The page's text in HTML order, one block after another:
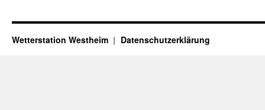
Wetterstation Westheim Datenschutzerklärung